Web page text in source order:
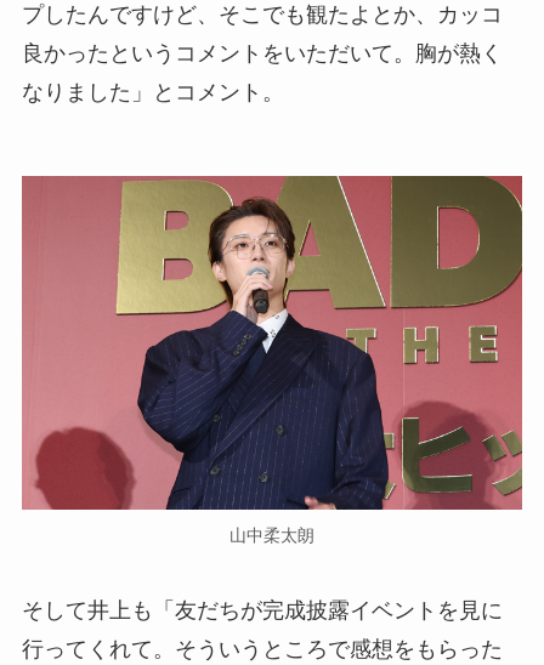
プしたんですけど、そこでも観たよとか、カッコ
良かったというコメントをいただいて。胸が熱く
なりました」とコメント。
山中柔太朗
そして井上も「友だちが完成披露イベントを見に
行ってくれて。そういうところで感想をもらった